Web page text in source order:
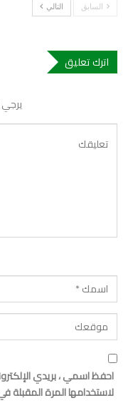
السابق التالي
اترك تعليق
احفظ اسمي ، بريدي
لاستخدامها المرة المقبلة